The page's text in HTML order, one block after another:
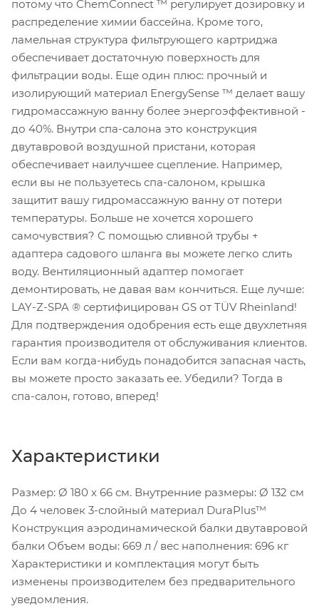
потому что ChemConnect ™ регулирует дозировку и
распределение химии бассейна. Кроме того,
ламельная структура фильтрующего картриджа
обеспечивает достаточную поверхность для
фильтрации воды. Еще один плюс: прочный и
изолирующий материал EnergySense ™ делает вашу
гидромассажную ванну более энергоэффективной -
до 40%. Внутри спа-салона это конструкция
двутавровой воздушной пристани, которая
обеспечивает наилучшее сцепление. Например,
если вы не пользуетесь спа-салоном, крышка
защитит вашу гидромассажную ванну от потери
температуры. Больше не хочется хорошего
самочувствия? С помощью сливной трубы +
адаптера садового шланга вы можете легко слить
воду. Вентиляционный адаптер помогает
демонтировать, не давая вам кончиться. Еще лучше:
LAY-Z-SPA ® сертифицирован GS от TÜV Rheinland!
Для подтверждения одобрения есть еще двухлетняя
гарантия производителя от обслуживания клиентов.
Если вам когда-нибудь понадобится запасная часть,
вы можете просто заказать ее. Убедили? Тогда в
спа-салон, готово, вперед!
Характеристики
Размер: Ø 180 х 66 см. Внутренние размеры: Ø 132 см
До 4 человек 3-слойный материал DuraPlus™
Конструкция аэродинамической балки двутавровой
балки Объем воды: 669 л / вес наполнения: 696 кг
Характеристики и комплектация могут быть
изменены производителем без предварительного
уведомления.